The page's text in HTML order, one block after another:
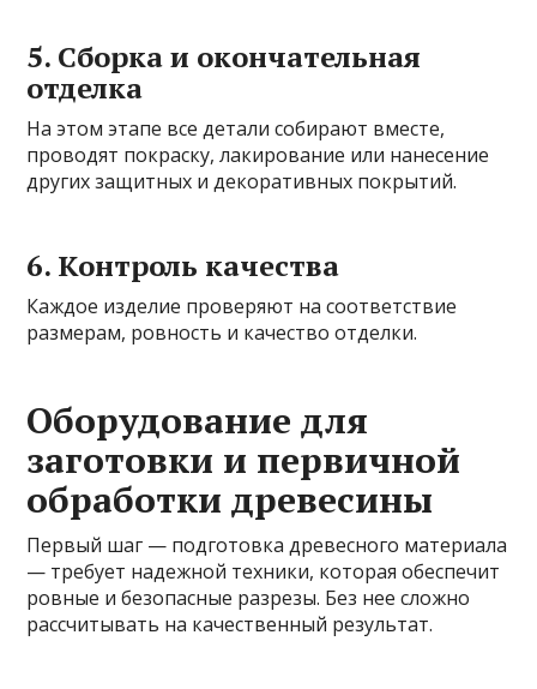
5. Сборка и окончательная
отделка
На этом этапе все детали собирают вместе,
проводят покраску, лакирование или нанесение
других защитных и декоративных покрытий.
6. Контроль качества
Каждое изделие проверяют на соответствие
размерам, ровность и качество отделки.
Оборудование для
заготовки и первичной
обработки древесины
Первый шаг — подготовка древесного материала
— требует надежной техники, которая обеспечит
ровные и безопасные разрезы. Без нее сложно
рассчитывать на качественный результат.